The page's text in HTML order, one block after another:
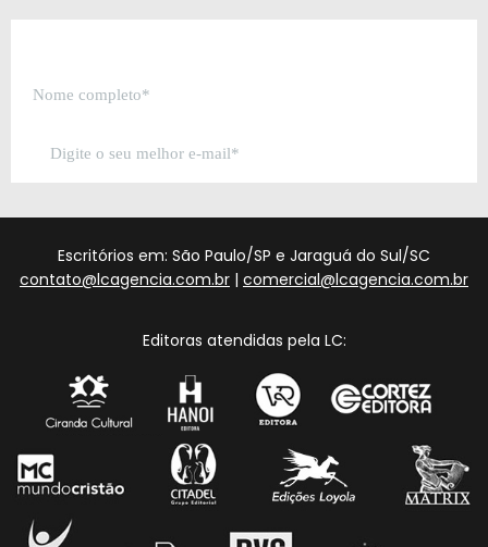
Escritórios em: São Paulo/SP e Jaraguá do Sul/SC
contato@lcagencia.com.br | comercial@lcagencia.com.br
Editoras atendidas pela LC: